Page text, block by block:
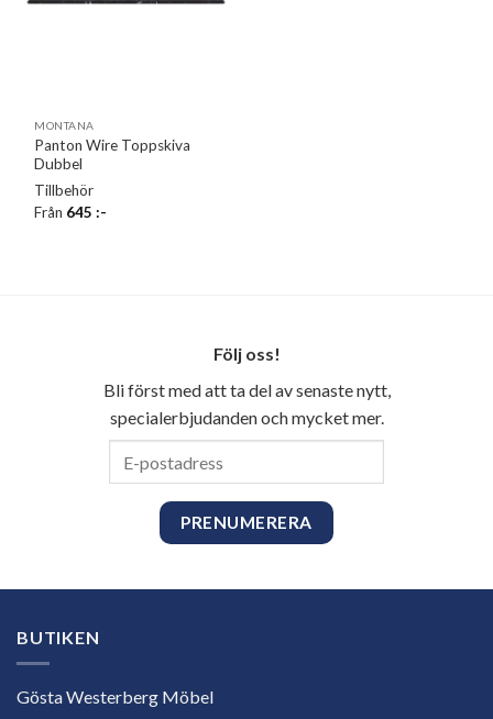
MONTANA
Panton Wire Toppskiva
Dubbel
Tillbehör
Från 645:-
Följ oss!
Bli först med att ta del av senaste nytt,
specialerbjudanden och mycket mer.
BUTIKEN
Gösta Westerberg Möbel